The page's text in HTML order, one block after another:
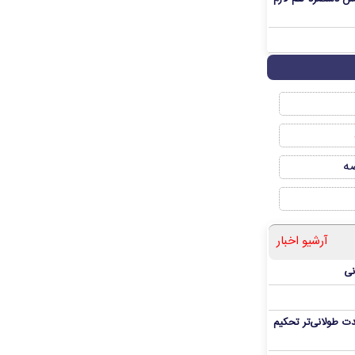
آرشیو اخبار
طولانی‌تر تحکیم